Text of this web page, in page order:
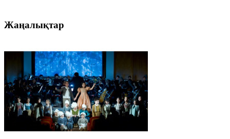
Жаңалықтар